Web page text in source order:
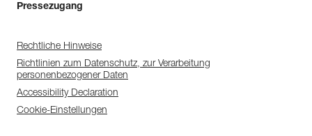
Pressezugang
Rechtliche Hinweise
Richtlinien zum Datenschutz, zur Verarbeitung
personenbezogener Daten
Accessibility Declaration
Cookie-Einstellungen